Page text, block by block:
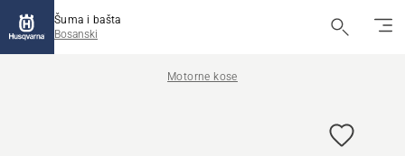
Šuma i bašta
Bosanski
Motorne kose